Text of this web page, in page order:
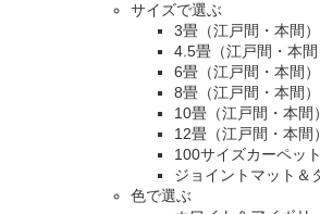
サイズで選ぶ
3畳（江戸間・本間
4.5畳（江戸間・本
6畳（江戸間・本間
8畳（江戸間・本間
10畳（江戸間・本間
12畳（江戸間・本間
100サイズカーペット
ジョイントマット＆
色で選ぶ